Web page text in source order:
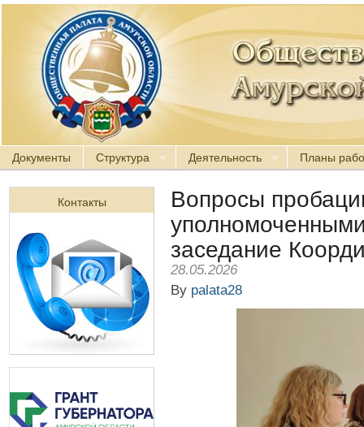
Документы Структура Деятельность Планы
Контакты
Вопросы
заседание
28.05.2026
By palata28